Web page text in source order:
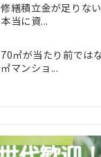
修繕積立金が足りな
本当に資...
70㎡が当たり前では
㎡マンショ...